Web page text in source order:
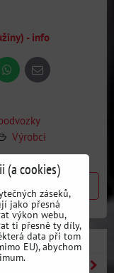
- info
WhatsApp
E-
mail
Výrobci
produkt
(a cookies)
záseků,
jako přesná
výkon webu,
ti přesně ty díly,
data při tom
EU), abychom